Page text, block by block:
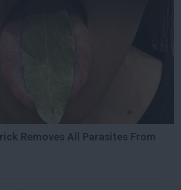
Removes All Parasites From